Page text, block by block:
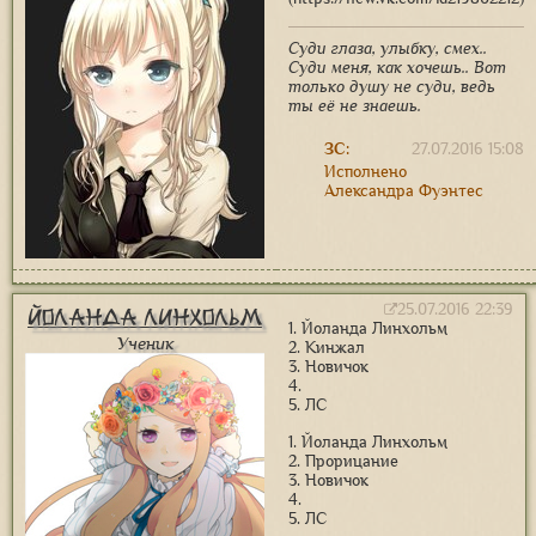
Суди глаза, улыбку, смех..
Суди меня, как хочешь.. Вот
только душу не суди, ведь
ты её не знаешь.
27.07.2016 15:08
ЗС:
Исполнено
Александра Фуэнтес
Йоланда Линхольм
Ученик
25.07.2016 22:39
1. Йоланда Линхольм
2. Кинжал
3. Новичок
4.
5. ЛС
1. Йоланда Линхольм
2. Прорицание
3. Новичок
4.
5. ЛС